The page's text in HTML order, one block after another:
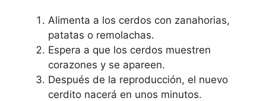
Alimenta a los cerdos con zanahorias,
patatas o remolachas.
Espera a ​que los cerdos muestren
corazones y se apareen.
Después de la reproducción, ⁣el nuevo​
cerdito nacerá⁣ en unos minutos.